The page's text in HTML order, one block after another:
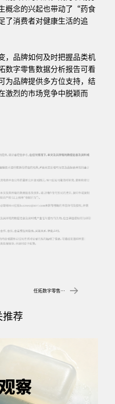
概念的兴起也带动了“药食
了消费者对健康生活的追
，品牌如何及时把握品类机
数字零售数据分析报告可看
为品牌提供多方位支持，结
激烈的市场竞争中脱颖而
任拓数字零售平台数据分析：益生菌市场三大趋势，跑出新赛道
荐